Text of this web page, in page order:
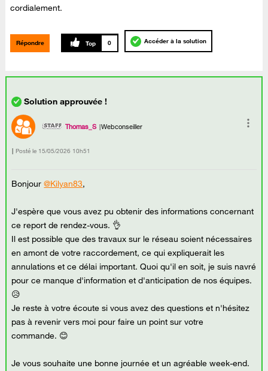
cordialement.
Répondre 0 Accéder à la solution
Thomas_S Webconseiller
Posté le ‎15/05/2026 10h51
Bonjour@Kilyan83,
J'espère que vous avez pu obtenir des informations concernant
ce report de rendez-vous. 👌
Il est possible que des travaux sur le réseau soient nécessaires
en amont de votre raccordement, ce qui expliquerait les
annulations et ce délai important. Quoi qu'il en soit, je suis navré
pour ce manque d'information et d'anticipation de nos équipes.
😥
Je reste à votre écoute si vous avez des questions et n'hésitez
pas à revenir vers moi pour faire un point sur votre
commande. 😊
Je vous souhaite une bonne journée et un agréable week-end.